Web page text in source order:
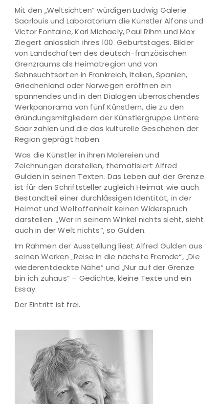
Mit den „Weltsichten“ würdigen Ludwig Galerie
Saarlouis und Laboratorium die Künstler Alfons und
Victor Fontaine, Karl Michaely, Paul Rihm und Max
Ziegert anlässlich ihres 100. Geburtstages. Bilder
von Landschaften des deutsch-französischen
Grenzraums als Heimatregion und von
Sehnsuchtsorten in Frankreich, Italien, Spanien,
Griechenland oder Norwegen eröffnen ein
spannendes und in den Dialogen überraschendes
Werkpanorama von fünf Künstlern, die zu den
Gründungsmitgliedern der Künstlergruppe Untere
Saar zählen und die das kulturelle Geschehen der
Region geprägt haben.
Was die Künstler in ihren Malereien und
Zeichnungen darstellen, thematisiert Alfred
Gulden in seinen Texten. Das Leben auf der Grenze
ist für den Schriftsteller zugleich Heimat wie auch
Bestandteil einer durchlässigen Identität, in der
Heimat und Weltoffenheit keinen Widerspruch
darstellen. „Wer in seinem Winkel nichts sieht, sieht
auch in der Welt nichts“, so Gulden.
Im Rahmen der Ausstellung liest Alfred Gulden aus
seinen Werken „Reise in die nächste Fremde“, „Die
wiederentdeckte Nähe“ und „Nur auf der Grenze
bin ich zuhaus“ – Gedichte, kleine Texte und ein
Essay.
Der Eintritt ist frei.